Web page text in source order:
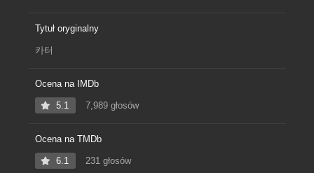
Tytuł oryginalny
카터
Ocena na IMDb
5.1 7,989 głosów
Ocena na TMDb
6.1 231 głosów